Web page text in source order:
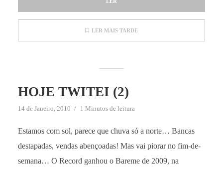
LER MAIS TARDE
HOJE TWITEI (2)
14 de Janeiro, 2010 1 Minutos de leitura
Estamos com sol, parece que chuva só a norte… Bancas
destapadas, vendas abençoadas! Mas vai piorar no fim-de-
semana… O Record ganhou o Bareme de 2009, na